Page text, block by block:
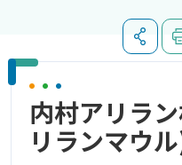
内村アリラ
リランマウ